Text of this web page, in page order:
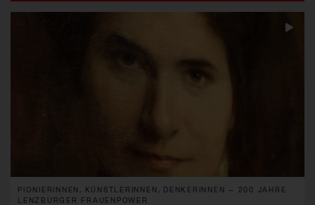
PIONIERINNEN, KÜNSTLERINNEN, DENKERINNEN – 200 JAHRE
LENZBURGER FRAUENPOWER